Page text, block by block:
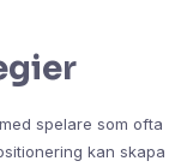
spelare som ofta
kan skapa